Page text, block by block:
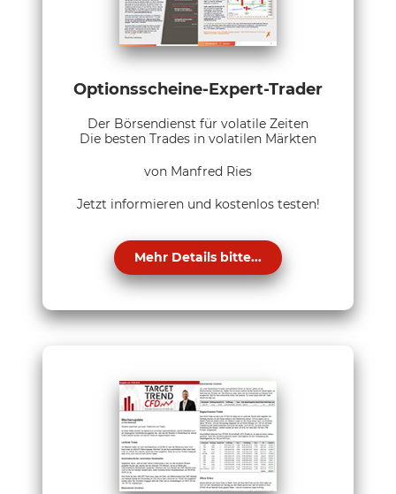
Optionsscheine-Expert-Trader
Der Börsendienst für volatile Zeiten
Die besten Trades in volatilen Märkten
von Manfred Ries
Jetzt informieren und kostenlos testen!
Mehr Details bitte...